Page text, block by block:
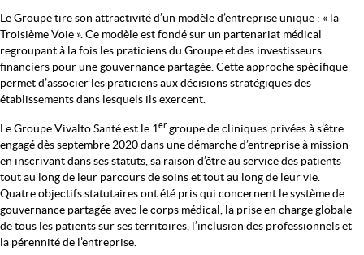
Le Groupe tire son attractivité d’un modèle d’entreprise unique : « la
Troisième Voie ». Ce modèle est fondé sur un partenariat médical
regroupant à la fois les praticiens du Groupe et des investisseurs
financiers pour une gouvernance partagée. Cette approche spécifique
permet d’associer les praticiens aux décisions stratégiques des
établissements dans lesquels ils exercent.
Le Groupe Vivalto Santé est le 1ergroupe de cliniques privées à s’être
engagé dès septembre 2020 dans une démarche d’entreprise à mission
en inscrivant dans ses statuts, sa raison d’être au service des patients
tout au long de leur parcours de soins et tout au long de leur vie.
Quatre objectifs statutaires ont été pris qui concernent le système de
gouvernance partagée avec le corps médical, la prise en charge globale
de tous les patients sur ses territoires, l’inclusion des professionnels et
la pérennité de l’entreprise.